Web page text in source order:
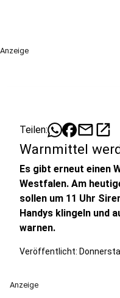
Anzeige
Teilen: mailopen_in_new
Warnmittel
Es gibt erneut einen
Westfalen. Am
sollen um 11 Uhr
Handys klingeln und
warnen.
Veröffentlicht:
Anzeige